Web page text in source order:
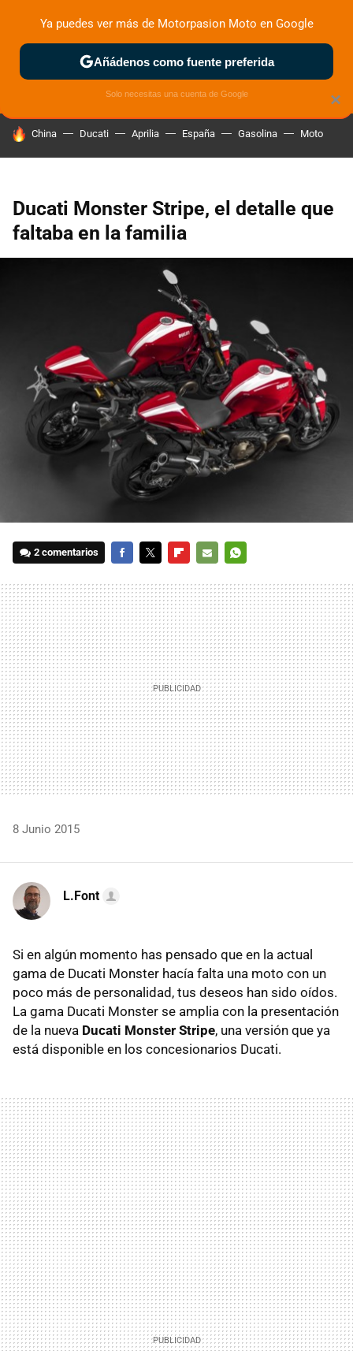
ZONA DE PRUEBAS DEPORTIVAS MOTOS ELÉCTRICAS
HOY SE HABLA DE
China Ducati Aprilia España Gasolina Moto
Ducati Monster Stripe, el detalle que
faltaba en la familia
2 comentarios
MAIL
8 Junio 2015
L.Font
Si en algún momento has pensado que en la actual
gama de Ducati Monster hacía falta una moto con un
poco más de personalidad, tus deseos han sido oídos.
La gama Ducati Monster se amplia con la presentación
de la nueva Ducati Monster Stripe, una versión que ya
está disponible en los concesionarios Ducati.
×
Ya puedes ver más de Motorpasion Moto en Google
Añádenos como fuente preferida
Solo necesitas una cuenta de Google